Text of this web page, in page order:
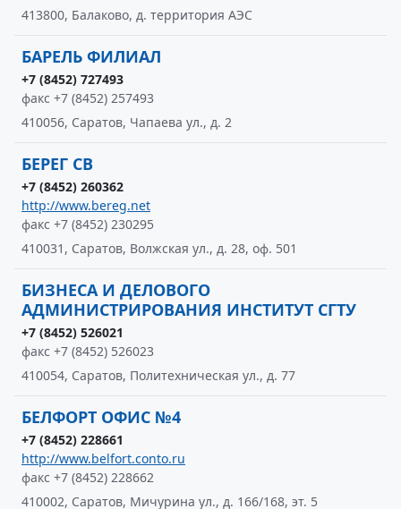
413800, Балаково, д. территория АЭС
БАРЕЛЬ ФИЛИАЛ
+7 (8452) 727493
факс +7 (8452) 257493
410056, Саратов, Чапаева ул., д. 2
БЕРЕГ СВ
+7 (8452) 260362
http://www.bereg.net
факс +7 (8452) 230295
410031, Саратов, Волжская ул., д. 28, оф. 501
БИЗНЕСА И ДЕЛОВОГО
АДМИНИСТРИРОВАНИЯ ИНСТИТУТ СГТУ
+7 (8452) 526021
факс +7 (8452) 526023
410054, Саратов, Политехническая ул., д. 77
БЕЛФОРТ ОФИС №4
+7 (8452) 228661
http://www.belfort.conto.ru
факс +7 (8452) 228662
410002, Саратов, Мичурина ул., д. 166/168, эт. 5